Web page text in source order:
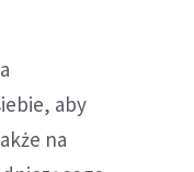
aby
na